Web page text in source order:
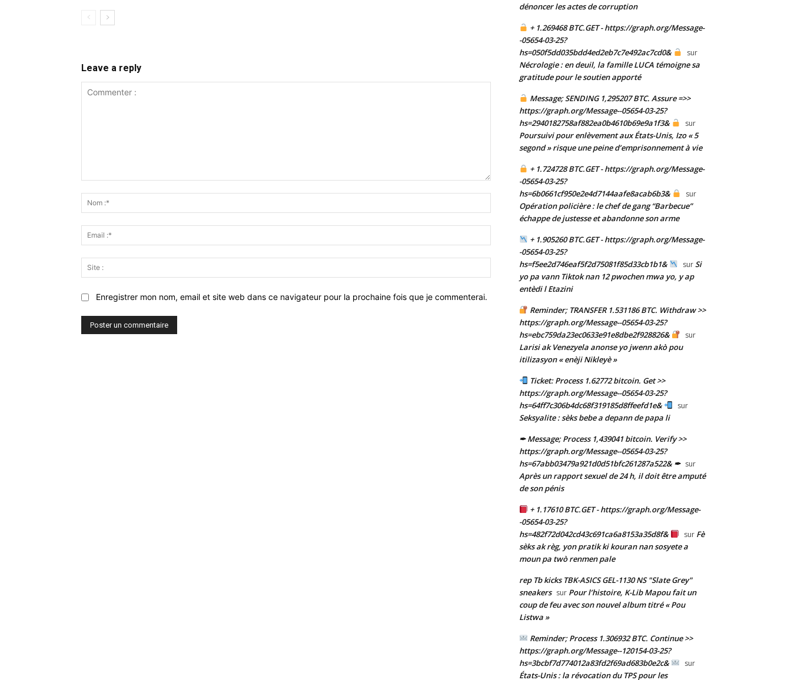
Leave a reply
:*
:*
:
Enregistrer mon nom, email et site web dans ce navigateur pour la prochaine fois que je commenterai.
dénoncer les actes de corruption
+ 1.269468 BTC.GET - https://graph.org/Message-
-05654-03-25?
hs=050f5dd035bdd4ed2eb7c7e492ac7cd0&
sur
Nécrologie : en deuil, la famille LUCA témoigne sa
gratitude pour le soutien apporté
Message; SENDING 1,295207 BTC. Assure =>>
https://graph.org/Message--05654-03-25?
hs=2940182758af882ea0b4610b69e9a1f3&
sur
Poursuivi pour enlèvement aux États-Unis, Izo « 5
segond » risque une peine d’emprisonnement à vie
+ 1.724728 BTC.GET - https://graph.org/Message-
-05654-03-25?
hs=6b0661cf950e2e4d7144aafe8acab6b3&
sur
Opération policière : le chef de gang “Barbecue”
échappe de justesse et abandonne son arme
+ 1.905260 BTC.GET - https://graph.org/Message-
-05654-03-25?
hs=f5ee2d746eaf5f2d75081f85d33cb1b1&
surSi
yo pa vann Tiktok nan 12 pwochen mwa yo, y ap
entèdi l Etazini
Reminder; TRANSFER 1.531186 BTC. Withdraw >>
https://graph.org/Message--05654-03-25?
hs=ebc759da23ec0633e91e8dbe2f928826&
sur
Larisi ak Venezyela anonse yo jwenn akò pou
itilizasyon « enèji Nikleyè »
Ticket: Process 1.62772 bitcoin. Get >>
https://graph.org/Message--05654-03-25?
hs=64ff7c306b4dc68f319185d8ffeefd1e&
sur
Seksyalite : sèks bebe a depann de papa li
✒ Message; Process 1,439041 bitcoin. Verify >>
https://graph.org/Message--05654-03-25?
hs=67abb03479a921d0d51bfc261287a522& ✒ sur
Après un rapport sexuel de 24 h, il doit être amputé
de son pénis
+ 1.17610 BTC.GET - https://graph.org/Message-
-05654-03-25?
hs=482f72d042cd43c691ca6a8153a35d8f&
sur Fè
sèks ak règ, yon pratik ki kouran nan sosyete a
moun pa twò renmen pale
rep Tb kicks TBK-ASICS GEL-1130 NS "Slate Grey"
sneakers sur Pour l’histoire, K-Lib Mapou fait un
coup de feu avec son nouvel album titré « Pou
Listwa »
Reminder; Process 1.306932 BTC. Continue >>
https://graph.org/Message--120154-03-25?
hs=3bcbf7d774012a83fd2f69ad683b0e2c&
sur
États-Unis : la révocation du TPS pour les